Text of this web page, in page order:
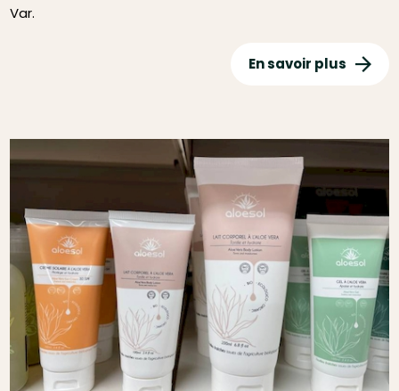
Var.
En savoir plus